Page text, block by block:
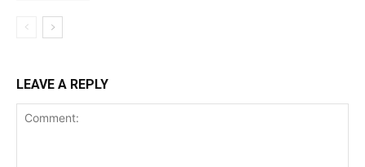
LEAVE A REPLY